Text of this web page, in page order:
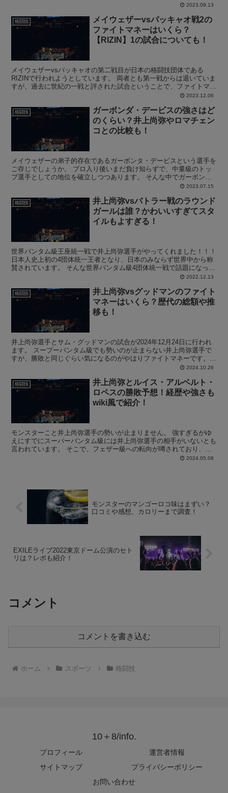
2023.09.13
格闘技
メイウェザーvsパッキャオ戦2の
ファイトマネーはいくら？
【RIZIN】1の試合についても！
メイウェザーvsパッキャオの第二戦目が日本の格闘技団体である
RIZINで行われようとしています。 両者とも第一戦からは退いていま
すが、過去に世紀の一戦と評された試合ということで、ファイトマネ
2023.12.06
格闘技
ガーボンダ・デービスの強さはど
のくらい？井上尚弥やロマチェン
コとの比較も！
メイウェザーの弟子的存在であるガーボンタ・デービスという選手を
ご存じでしょうか。 プロ入り後いまだ負け知らずで、中量級のトッ
プ選手としての地位を確立しつつあります。 そんな中でガーボン
ダ・デービスの強さはどのくらいなのか気になる方は非常に多...
2023.07.15
格闘技
井上尚弥vsバトラー戦のラウンド
ガールは誰？かわいいすぎてスタ
イルもよすぎる！
世界バンタム級王座統一戦で井上尚弥選手がやってくれました！！！
日本人史上初の4団体統一王者となり、日本のみならず世界中から称
賛されています。 そんな世界バンタム級4団体統一戦で話題になった
2022.12.13
格闘技
井上尚弥vsグッドマンのファイト
マネーはいくら？歴代の総額や推
移も！
井上尚弥選手とサム・グッドマンの試合が2024年12月24日に行われ
ます。 スープーバンタム級でも勢いのが止まらない井上尚弥選手で
すが、勝敗と同じぐらい気になるのがやはりファイトマネーです。
2024.10.26
格闘技
井上尚弥とルイス・アルベルト・
ロペスの勝敗予想！経歴や強さも
wiki風で紹介！
モンスターこと井上尚弥選手の勢いが止まりません。 強すぎるがゆ
えにすでにスーパーバンタム級には井上尚弥選手の相手がいないとも
言われています。 そこで、フェザー級への転向が噂されており、ま
たフェザー級の選手も対戦を熱望している模様です。 対戦...2024.05.08
モンスターのマンゴーロコ味はまずい？
口コミや感想、カロリーまで調査！
EXILEライブ2022東京ドーム公演のセト
リは？レポも紹介！
コメント
コメントを書き込む
ホーム スポーツ 格闘技
10＋8/info.
プロフィール
運営者情報
サイトマップ
プライバシーポリシー
お問い合わせ